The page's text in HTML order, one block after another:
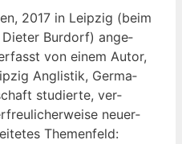
2017 in Leip­zig (beim
Die­ter Bur­dorf) ange­
von einem Autor,
Anglis­tik, Ger­ma­
stu­dier­te, ver­
neu­er­
The­men­feld: